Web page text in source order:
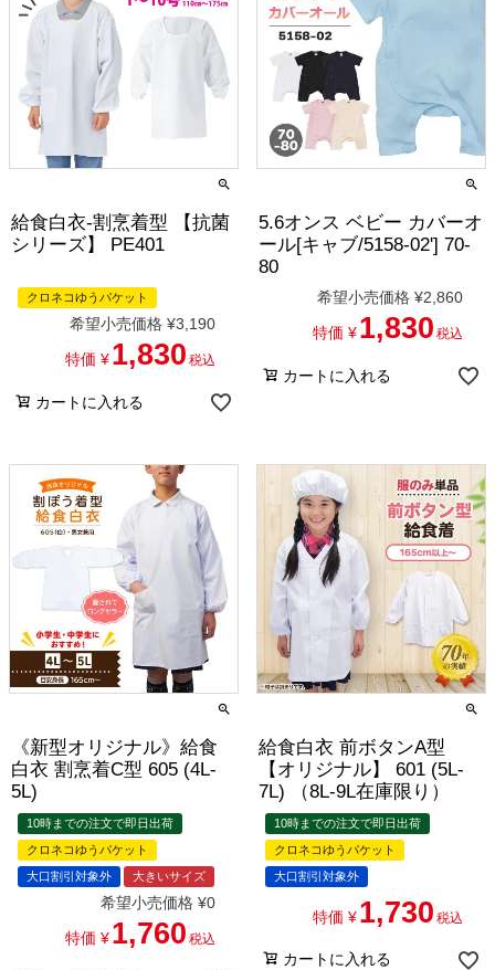
給食白衣-割烹着型 【抗菌
シリーズ】 PE401
クロネコゆうパケット
希望小売価格 ¥3,190
特価 ¥ 1,830 税込
カートに入れる
5.6オンス ベビー カバーオ
ール[キャブ/5158-02'] 70-
80
希望小売価格 ¥2,860
特価 ¥ 1,830 税込
カートに入れる
《新型オリジナル》給食
白衣 割烹着C型 605 (4L-
5L)
10時までの注文で即日出荷
クロネコゆうパケット
大口割引対象外
大きいサイズ
希望小売価格 ¥0
特価 ¥ 1,760 税込
給食白衣 前ボタンA型
【オリジナル】 601 (5L-
7L) （8L-9L在庫限り）
10時までの注文で即日出荷
クロネコゆうパケット
大口割引対象外
特価 ¥ 1,730 税込
カートに入れる